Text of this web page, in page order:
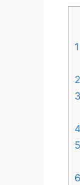
1
2
3
4
5
6